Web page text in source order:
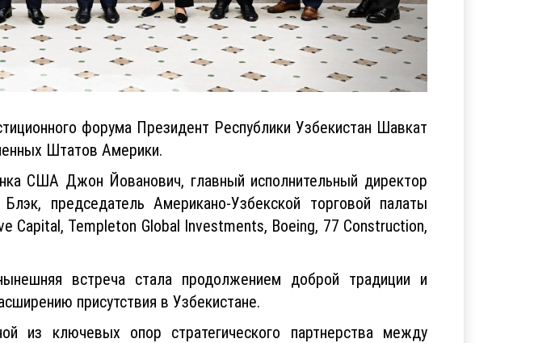
форума Президент Республики Узбекистан Шавкат
Штатов Америки.
США Джон Йованович, главный исполнительный директор
председатель Американо-Узбекской торговой палаты
Capital, Templeton Global Investments, Boeing, 77 Construction,
встреча стала продолжением доброй традиции и
присутствия в Узбекистане.
из ключевых опор стратегического партнерства между